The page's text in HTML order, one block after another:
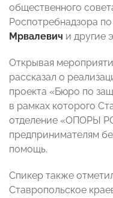
общественного
Роспотребнадзора
Мрвалевич и другие
Открывая
рассказал о
проекта «Бюро по
в рамках которого
отделение «ОПОРЫ
предпринимателям
помощь.
Спикер также
Ставропольское